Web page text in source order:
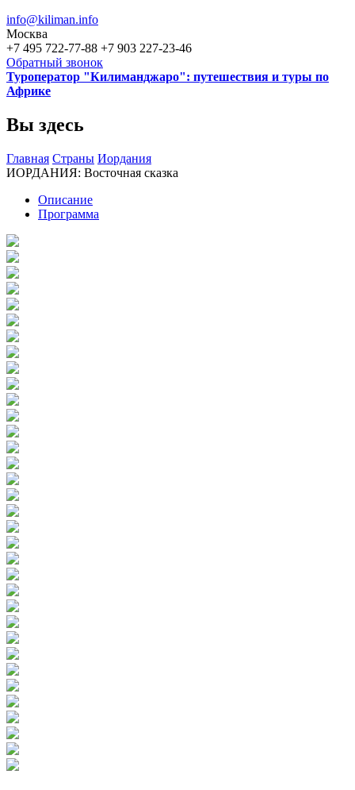
info@kiliman.info
Москва
+7 495 722-77-88 +7 903 227-23-46
Обратный звонок
Туроператор "Килиманджаро": путешествия и туры по
Африке
Вы здесь
Главная Страны Иордания
ИОРДАНИЯ: Восточная сказка
Описание
Программа